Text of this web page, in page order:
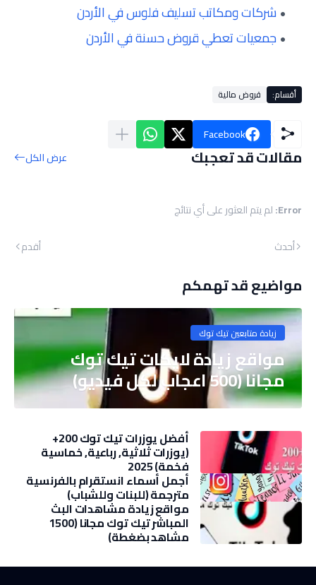
شركات ومكاتب تسليف فلوس في الأردن
جمعيات تعطي قروض حسنة في الأردن
أقسام: قروض مالية
Facebook
مقالات قد تعجبك عرض الكل
Error: لم يتم العثور على أي نتائج
أحدث
أقدم
مواضيع قد تهمكم
زيادة متابعين تيك توك
مواقع زيادة لايكات تيك توك
مجانا (500 اعجاب لكل فيديو)
أفضل يوزرات تيك توك 200+
(يوزرات ثلاثية, رباعية, خماسية
فخمة) 2025
أجمل أسماء انستقرام بالفرنسية
مترجمة (للبنات وللشباب)
مواقع زيادة مشاهدات البث
المباشر تيك توك مجانا (1500
مشاهد بضغطة)